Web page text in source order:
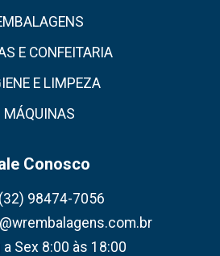
E CONFEITARIA
E LIMPEZA
MÁQUINAS
Conosco
(32) 98474-7056
a Sex 8:00 às 18:00